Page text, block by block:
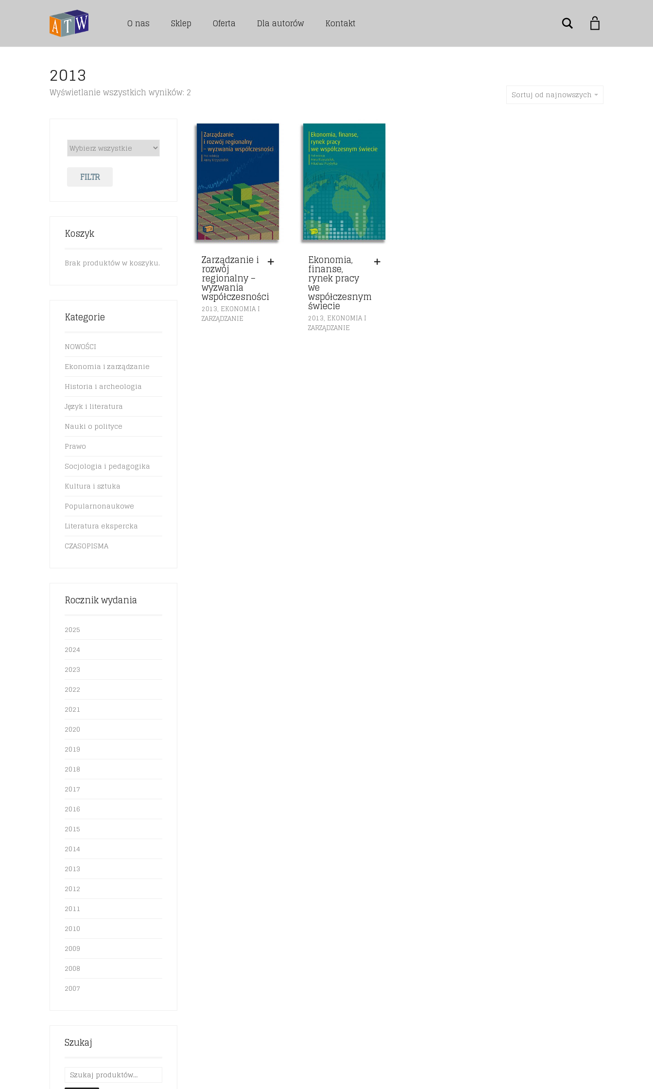
O nas Sklep Oferta Dla autorów Kontakt Szukaj
2013
Wyświetlanie wszystkich wyników: 2 Sortuj od najnowszych
Zarządzanie i
rozwój
regionalny –
wyzwania
współczesności
2013, EKONOMIA I
ZARZĄDZANIE
Ekonomia,
finanse,
rynek pracy
we
współczesnym
świecie
2013, EKONOMIA I
ZARZĄDZANIE
FILTR
Koszyk
Brak produktów w koszyku.
Kategorie
NOWOŚCI
Ekonomia i zarządzanie
Historia i archeologia
Język i literatura
Nauki o polityce
Prawo
Socjologia i pedagogika
Kultura i sztuka
Popularnonaukowe
Literatura ekspercka
CZASOPISMA
Rocznik wydania
2025
2024
2023
2022
2021
2020
2019
2018
2017
2016
2015
2014
2013
2012
2011
2010
2009
2008
2007
Szukaj